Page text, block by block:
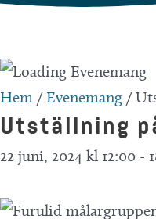
Hoppa
innehåll
Hem /Evenemang /
Utställning
22 juni, 2024 kl 12:00 -